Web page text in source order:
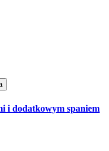
i dodatkowym spaniem